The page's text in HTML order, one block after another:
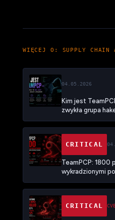
WIĘCEJ O: SUPPLY CHAIN
04.05.2026
Kim jest
zwykła grupa
CRITICAL
TeamPCP: 1800
wykradzionymi
nowym modelu
CRITICAL